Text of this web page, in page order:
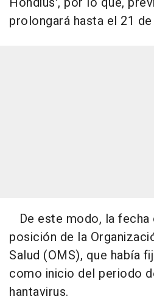
prolongará hasta el 21 de
De este modo, la
posición de la
Salud (OMS), que había
como inicio del periodo
hantavirus.